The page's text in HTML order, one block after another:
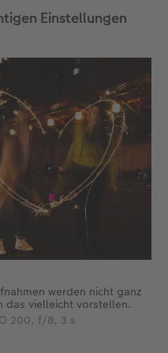
Einstellungen
werden nicht ganz
das vielleicht vorstellen.
200, f/8, 3 s